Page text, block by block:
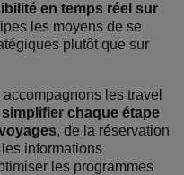
en temps réel sur
les moyens de se
plutôt que sur
les travel
simplifier chaque étape
, de la réservation
informations
les programmes